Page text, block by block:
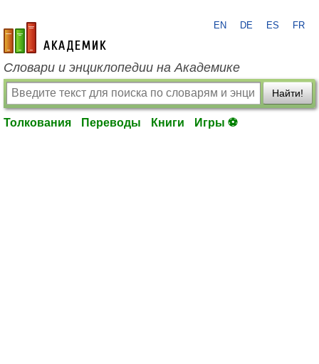
academic.ru
EN DE ES FR
Словари и энциклопедии на Академике
Найти!
Толкования Переводы Книги Игры ⚽